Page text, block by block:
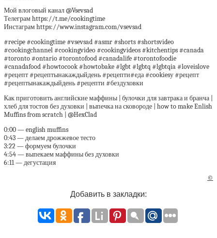
Мой влоговый канал @Vsevsad
Телеграм https://t.me/cookingtime
Инстаграм https://www.instagram.com/vsevsad
#recipe #cookingtime #vsevsad #asmr #shorts #shortsvideo
#cookingchannel #cookingvideo #cookingvideos #kitchentips #canada
#toronto #ontario #torontofood #canadalife #torontofoodie
#canadafood #howtocook #howtobake #lgbt #lgbtq #lgbtqia #loveislove
#рецепт #рецептынакаждыйдень #рецепти#еда #cookiesу #рецепт
#рецептынакаждыйдень #рецепти #бездуховки
Как приготовить английские маффины | булочки для завтрака и бранча |
хлеб для тостов без духовки | выпечка на сковороде | how to make Enlish
Muffins from scratch | @HexClad
0:00 — english muffins
0:43 — делаем дрожжевое тесто
3:22 — формуем булочки
4:54 — выпекаем маффины без духовки
6:11 — дегустация
©
Добавить в закладки: